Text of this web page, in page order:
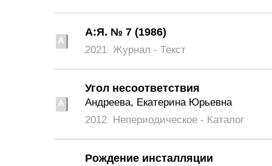
А:Я. № 7 (1986)
2021 Журнал - Текст
Угол несоответствия
Андреева, Екатерина Юрьевна
2012 Непериодическое - Каталог
Рождение инсталляции